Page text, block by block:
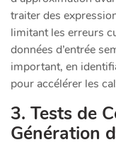
traiter des
limitant les erreurs
données d’entrée
important, en
pour accélérer les
3. Tests de
Génération